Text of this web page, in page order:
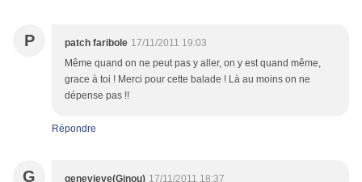
P patch faribole 17/11/2011 19:03
Même quand on ne peut pas y aller, on y est quand même,
grace à toi ! Merci pour cette balade ! Là au moins on ne
dépense pas !!
Répondre
G genevieve(Ginou) 17/11/2011 18:37